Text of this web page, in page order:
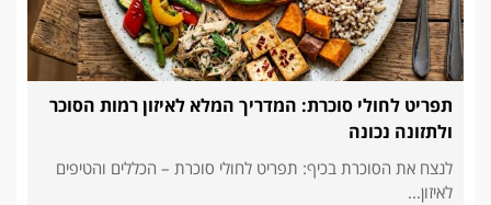
תפריט לחולי סוכרת: המדריך המלא לאיזון רמות הסוכר
ולתזונה נכונה
לנצח את הסוכרת בכיף: תפריט לחולי סוכרת – הכללים והטיפים
לאיזון...